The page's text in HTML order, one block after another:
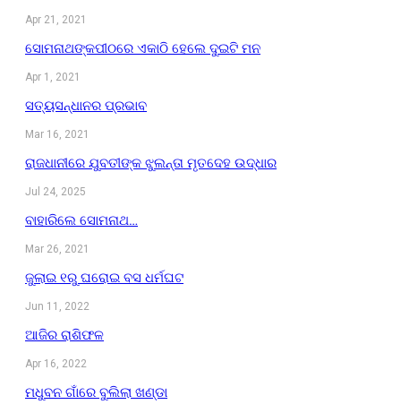
Apr 21, 2021
ସୋମନାଥଙ୍କପୀଠରେ ଏକାଠି ହେଲେ ଦୁଇଟି ମନ
Apr 1, 2021
ସତ୍ୟସନ୍ଧାନର ପ୍ରଭାବ
Mar 16, 2021
ରାଜଧାନୀରେ ଯୁବତୀଙ୍କ ଝୁଲନ୍ତା ମୃତଦେହ ଉଦ୍ଧାର
Jul 24, 2025
ବାହାରିଲେ ସୋମନାଥ…
Mar 26, 2021
ଜୁଲାଇ ୧ରୁ ଘରୋଇ ବସ ଧର୍ମଘଟ
Jun 11, 2022
ଆଜିର ରାଶିଫଳ
Apr 16, 2022
ମଧୁବନ ଗାଁରେ ବୁଲିଲା ଖଣ୍ଡା